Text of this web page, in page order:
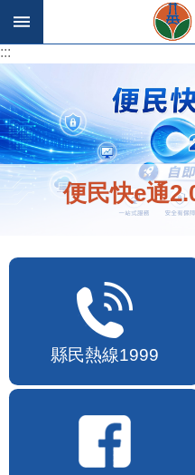
跳到主要內容區塊
:::
:::
便民快e通
縣民熱線1999